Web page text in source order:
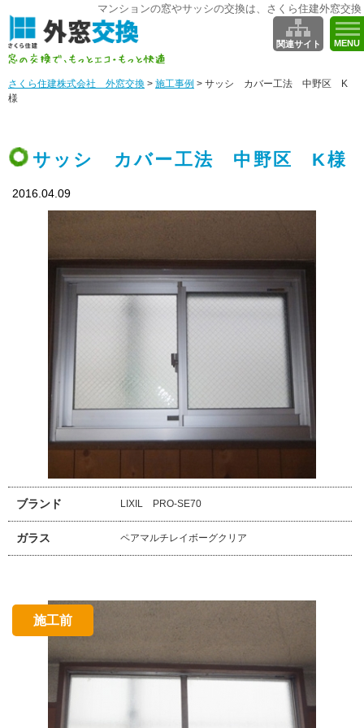
関連サイト MENU
マンションの窓やサッシの交換は、さくら住建外窓交換
さくら住建株式会社 外窓交換 > 施工事例 > サッシ カバー工法 中野区 K
様
サッシ カバー工法 中野区 K様
2016.04.09
ブランド LIXIL PRO-SE70
ガラス ペアマルチレイボーグクリア
施工前